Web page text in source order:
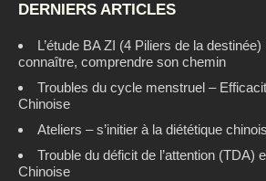
DERNIERS ARTICLES
L’étude BA ZI (4 Piliers de la
connaître, comprendre son chemin
Troubles du cycle menstruel –
Chinoise
Ateliers – s’initier à la diététique
Trouble du déficit de l’attention (TDA)
Chinoise